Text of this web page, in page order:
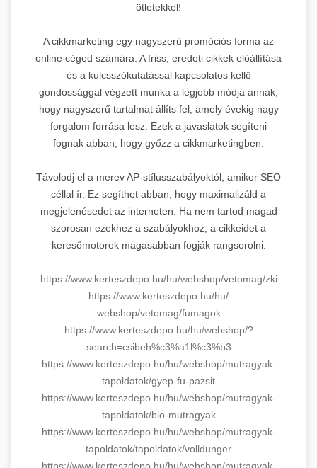
ötletekkel!
A cikkmarketing egy nagyszerű promóciós forma az
online céged számára. A friss, eredeti cikkek előállítása
és a kulcsszókutatással kapcsolatos kellő
gondossággal végzett munka a legjobb módja annak,
hogy nagyszerű tartalmat állíts fel, amely évekig nagy
forgalom forrása lesz. Ezek a javaslatok segíteni
fognak abban, hogy győzz a cikkmarketingben.
Távolodj el a merev AP-stílusszabályoktól, amikor SEO
céllal ír. Ez segíthet abban, hogy maximalizáld a
megjelenésedet az interneten. Ha nem tartod magad
szorosan ezekhez a szabályokhoz, a cikkeidet a
keresőmotorok magasabban fogják rangsorolni.
https://www.kerteszdepo.hu/hu/webshop/vetomag/zki
https://www.kerteszdepo.hu/hu/
webshop/vetomag/fumagok
https://www.kerteszdepo.hu/hu/webshop/?
search=csibeh%c3%a1l%c3%b3
https://www.kerteszdepo.hu/hu/webshop/mutragyak-
tapoldatok/gyep-fu-pazsit
https://www.kerteszdepo.hu/hu/webshop/mutragyak-
tapoldatok/bio-mutragyak
https://www.kerteszdepo.hu/hu/webshop/mutragyak-
tapoldatok/tapoldatok/volldunger
https://www.kerteszdepo.hu/hu/webshop/mutragyak-